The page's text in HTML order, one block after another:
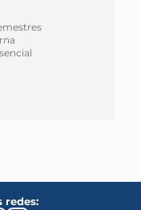
redes: